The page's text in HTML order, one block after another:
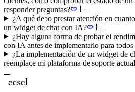
responder preguntas?
¿A qué debo prestar atención en
un widget de chat con IA?
¿Hay alguna forma de probar el
con IA antes de implementarlo para todos
¿La implementación de un widget de
reemplace mi plataforma de soporte